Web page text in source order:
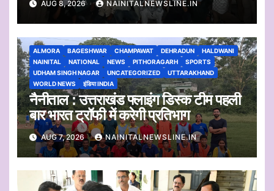
AUG 8, 2026 NAINITALNEWSLINE.IN
ALMORA BAGESHWAR CHAMPAWAT DEHRADUN
HALDWANI
NAINITAL
NATIONAL NEWS PITHORAGARH
SPORTS
UDHAM SINGH NAGAR
UNCATEGORIZED
UTTARAKHAND
WORLD NEWS
इंडिया INDIA
नैनीताल : उत्तराखंड फ्लाइंग डिस्क टीम पहली
बार भारत ट्रॉफी में करेगी प्रतिभाग
AUG 7, 2026 NAINITALNEWSLINE.IN